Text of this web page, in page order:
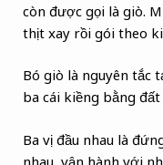
còn được gọi là giò.
thịt xay rồi gói theo
Bó giò là nguyên tắc
ba cái kiềng bằng đất
Ba vị đầu nhau là
nhau, vận hành với